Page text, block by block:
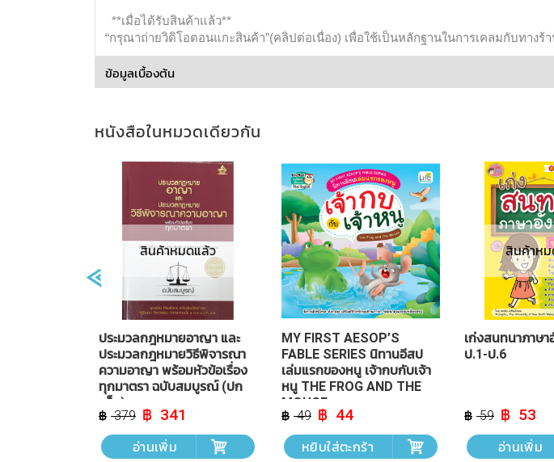
**เมื่อได้รับสินค้าแล้ว**
“กรุณาถ่ายวิดิโอตอนแกะสินค้า”(คลิปต่อเนื่อง) เพื่อใช้เป็นหลักฐานในการเคลมกับทางร้
ข้อมูลเบื้องต้น
สินค้าหมดแล้ว
ประมวลกฎหมายอาญา และ
ประมวลกฎหมายวิธีพิจารณา
ความอาญา พร้อมหัวข้อเรื่อง
ทุกมาตรา ฉบับสมบูรณ์ (ปก
แข็ง)
379 Original
price
was:
฿ 379.
341
is:
฿ 341.
อ่านเพิ่ม
MY FIRST AESOP’S
FABLE SERIES นิทานอีสป
เล่มแรกของหนู เจ้ากบกับเจ้า
หนู THE FROG AND THE
MOUSE
49 Original
price
was:
฿ 49.
44Current
price
is:
฿ 44.
หยิบใส่ตะกร้า
สินค้าห
เก่งสนทนาภาษ
ป.1-ป.6
59 Original
price
was:
฿ 59.
53price
is:
฿ 53.
อ่านเพิ่ม